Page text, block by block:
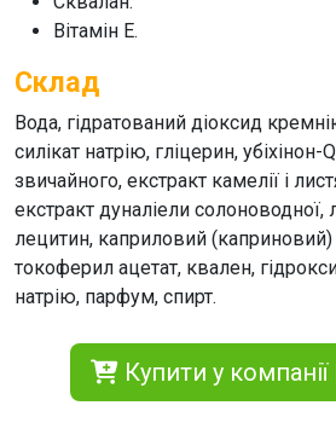
Вітамін Е.
Склад
Вода, гідратований діоксид
силікат натрію, гліцерин, убіхінон-
звичайного, екстракт камелії і
екстракт дуналіели солоноводної,
лецитин, каприловий (каприновий)
токоферил ацетат, квален,
натрію, парфум, спирт.
Купити у